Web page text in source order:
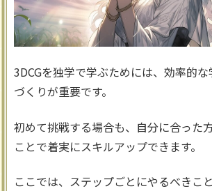
3DCGを独学で学ぶためには、効率的
づくりが重要です。
初めて挑戦する場合も、自分に合った
ことで着実にスキルアップできます。
ここでは、ステップごとにやるべきこ